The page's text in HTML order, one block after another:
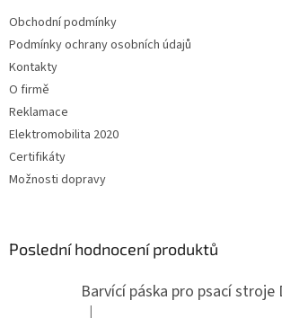
Obchodní podmínky
Podmínky ochrany osobních údajů
Kontakty
O firmě
Reklamace
Elektromobilita 2020
Certifikáty
Možnosti dopravy
Poslední hodnocení produktů
Hodnocení produktu je 5 z 5 hvězdiček.
|